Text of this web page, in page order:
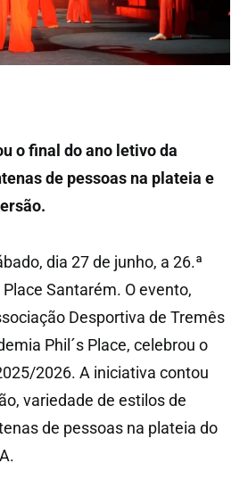
o final do ano letivo da
de pessoas na plateia e
dia 27 de junho, a 26.ª
Place Santarém. O evento,
Desportiva de Tremês
Phil´s Place, celebrou o
2026. A iniciativa contou
variedade de estilos de
de pessoas na plateia do